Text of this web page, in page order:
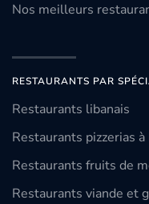
Nos meilleurs
RESTAURANTS PAR
Restaurants libanais
Restaurants pizzerias à
Restaurants fruits de
Restaurants viande et